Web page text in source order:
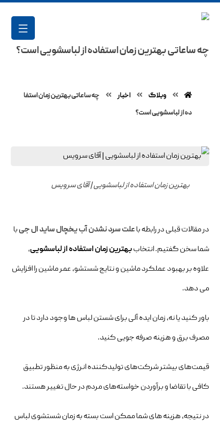
چه ساعاتی بهترین زمان استفاده از لباسشویی است؟
وبلاگ اخبار
چه ساعاتی بهترین زمان استفا
ده از لباسشویی است؟
بهترین زمان استفاده از لباسشویی | آقای سرویس
در مقالات قبلی در رابطه باعلت سرد نشدن آب یخچال ساید ال جیبا
شما سخن گفتیم. انتخاببهترین زمان استفاده از لباسشویی،
علاوه بر بهبود عملکرد ماشین و نتایج شستشو، عمر ماشین را افزایش
می دهد.
باور کنید یا نه، زمان ایده آلی برای شستن لباس ها وجود دارد تا در
مصرف برق و هزینه صرفه جویی کنید.
قیمت‌های بیشتر شرکت‌های تولیدکننده انرژی به منظور تطبیق
کافی با تقاضا و برآوردن خواسته‌های مردم در حال تغییر هستند.
در نتیجه، هزینه های شما ممکن است بسته به زمان شستشوی لباس